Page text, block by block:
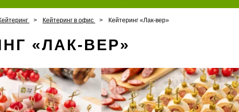
Кейтеринг в офис Кейтеринг «Лак-вер»
«ЛАК-ВЕР»